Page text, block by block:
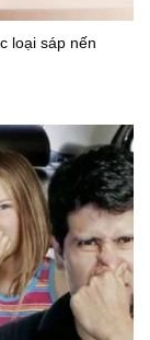
loại sáp nến